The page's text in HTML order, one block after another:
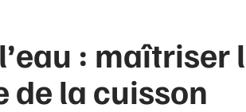
: maîtriser
de la cuisson